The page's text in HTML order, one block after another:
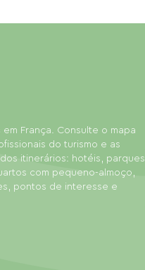
França. Consulte o mapa
do turismo e as
itinerários: hotéis, parques
com pequeno-almoço,
pontos de interesse e